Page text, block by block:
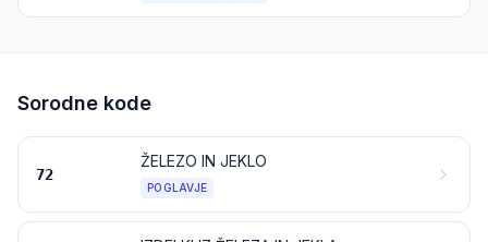
Sorodne kode
72
ŽELEZO IN JEKLO
POGLAVJE